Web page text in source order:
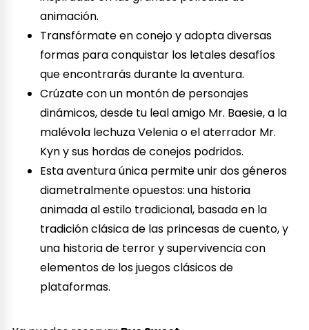
animación.
Transfórmate en conejo y adopta diversas
formas para conquistar los letales desafíos
que encontrarás durante la aventura.
Crúzate con un montón de personajes
dinámicos, desde tu leal amigo Mr. Baesie, a la
malévola lechuza Velenia o el aterrador Mr.
Kyn y sus hordas de conejos podridos.
Esta aventura única permite unir dos géneros
diametralmente opuestos: una historia
animada al estilo tradicional, basada en la
tradición clásica de las princesas de cuento, y
una historia de terror y supervivencia con
elementos de los juegos clásicos de
plataformas.